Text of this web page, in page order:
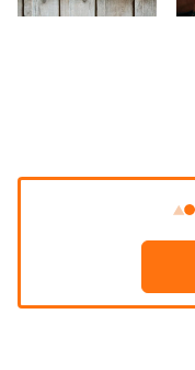
FERNAND LEATHER